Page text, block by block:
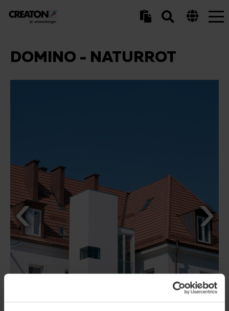
DOMINO - NATURROT